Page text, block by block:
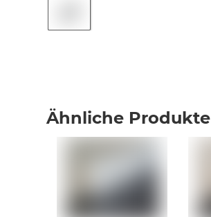
Ähnliche Produkte